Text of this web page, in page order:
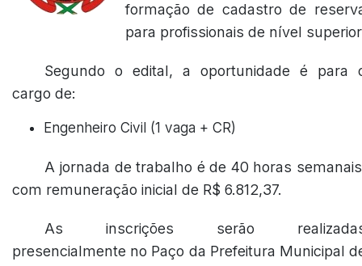
formação de cadastro de
para profissionais de nível
Segundo o edital, a oportunidade é para
cargo de:
Engenheiro Civil (1 vaga + CR)
A jornada de trabalho é de 40 horas
com remuneração inicial de R$ 6.812,37.
As inscrições serão
presencialmente no Paço da Prefeitura Municipal